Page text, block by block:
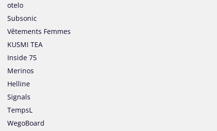
otelo
Subsonic
Vêtements Femmes
KUSMI TEA
Inside 75
Merinos
Helline
Signals
TempsL
WegoBoard